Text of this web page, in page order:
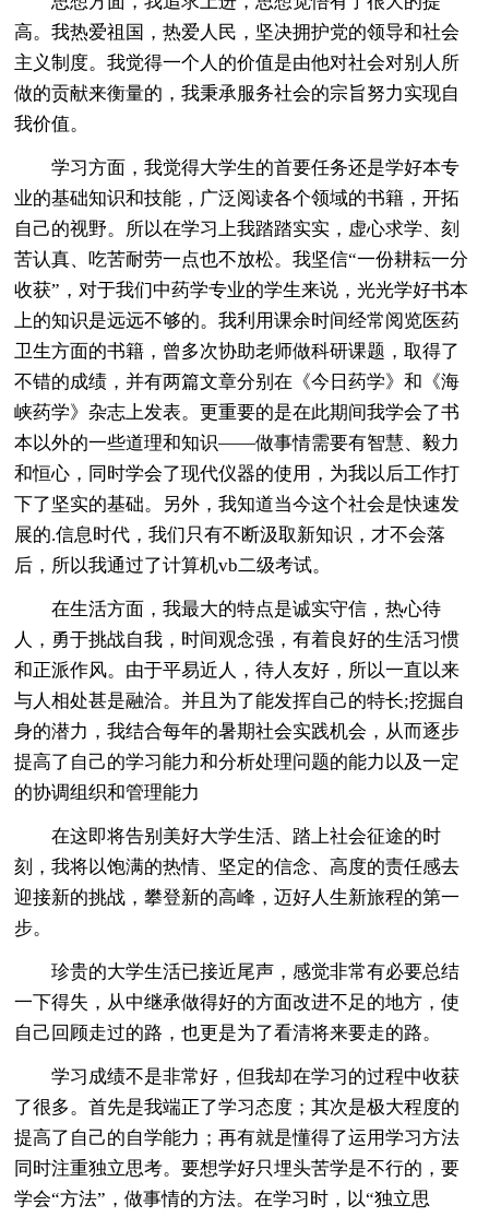
高。我热爱祖国，热爱人民，坚决拥护党的领导和社会
主义制度。我觉得一个人的价值是由他对社会对别人所
做的贡献来衡量的，我秉承服务社会的宗旨努力实现自
我价值。
学习方面，我觉得大学生的首要任务还是学好本专
业的基础知识和技能，广泛阅读各个领域的书籍，开拓
自己的视野。所以在学习上我踏踏实实，虚心求学、刻
苦认真、吃苦耐劳一点也不放松。我坚信“一份耕耘一分
收获”，对于我们中药学专业的学生来说，光光学好书本
上的知识是远远不够的。我利用课余时间经常阅览医药
卫生方面的书籍，曾多次协助老师做科研课题，取得了
不错的成绩，并有两篇文章分别在《今日药学》和《海
峡药学》杂志上发表。更重要的是在此期间我学会了书
本以外的一些道理和知识——做事情需要有智慧、毅力
和恒心，同时学会了现代仪器的使用，为我以后工作打
下了坚实的基础。另外，我知道当今这个社会是快速发
展的.信息时代，我们只有不断汲取新知识，才不会落
后，所以我通过了计算机vb二级考试。
在生活方面，我最大的特点是诚实守信，热心待
人，勇于挑战自我，时间观念强，有着良好的生活习惯
和正派作风。由于平易近人，待人友好，所以一直以来
与人相处甚是融洽。并且为了能发挥自己的特长;挖掘自
身的潜力，我结合每年的暑期社会实践机会，从而逐步
提高了自己的学习能力和分析处理问题的能力以及一定
的协调组织和管理能力
在这即将告别美好大学生活、踏上社会征途的时
刻，我将以饱满的热情、坚定的信念、高度的责任感去
迎接新的挑战，攀登新的高峰，迈好人生新旅程的第一
步。
珍贵的大学生活已接近尾声，感觉非常有必要总结
一下得失，从中继承做得好的方面改进不足的地方，使
自己回顾走过的路，也更是为了看清将来要走的路。
学习成绩不是非常好，但我却在学习的过程中收获
了很多。首先是我端正了学习态度；其次是极大程度的
提高了自己的自学能力；再有就是懂得了运用学习方法
同时注重独立思考。要想学好只埋头苦学是不行的，要
学会“方法”，做事情的方法。在学习时，以“独立思